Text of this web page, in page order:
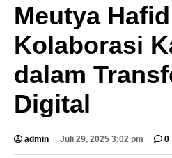
Meutya
Kolaborasi
dalam
Digital
admin Juli 29, 2025 3:02 pm 0